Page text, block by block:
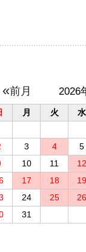
« 2026
月 火 水
3 4 5
10 11 12
17 18 19
24 25 26
31